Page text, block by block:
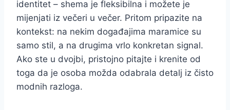
identitet – shema je fleksibilna i možete je
mijenjati iz večeri u večer. Pritom pripazite na
kontekst: na nekim događajima maramice su
samo stil, a na drugima vrlo konkretan signal.
Ako ste u dvojbi, pristojno pitajte i krenite od
toga da je osoba možda odabrala detalj iz čisto
modnih razloga.